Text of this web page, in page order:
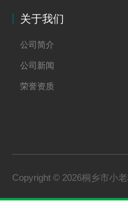
关于我们
公司简介
公司新闻
荣誉资质
Copyright © 2026桐乡市小